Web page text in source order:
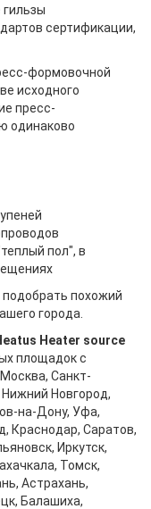
сертификации,
формовочной
исходного
пресс-
одинаково
пол", в
подобрать похожий
города.
Heater source
площадок с
Санкт-
Нижний Новгород,
на-Дону, Уфа,
Краснодар, Саратов,
Иркутск,
Томск,
Астрахань,
Балашиха,